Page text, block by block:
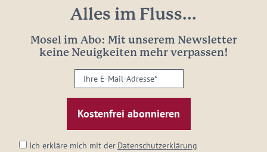
Alles im Fluss...
Mosel im Abo: Mit unserem Newsletter
keine Neuigkeiten mehr verpassen!
Ihre
E-
Mail-
Adresse:
Ich erkläre mich mit der Datenschutzerklärung